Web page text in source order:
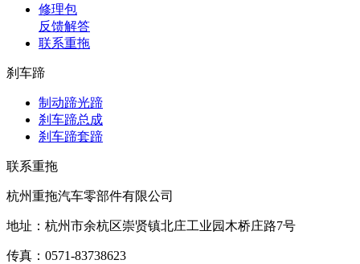
修理包
反馈解答
联系重拖
刹车蹄
制动蹄光蹄
刹车蹄总成
刹车蹄套蹄
联系重拖
杭州重拖汽车零部件有限公司
地址：杭州市余杭区崇贤镇北庄工业园木桥庄路7号
传真：0571-83738623